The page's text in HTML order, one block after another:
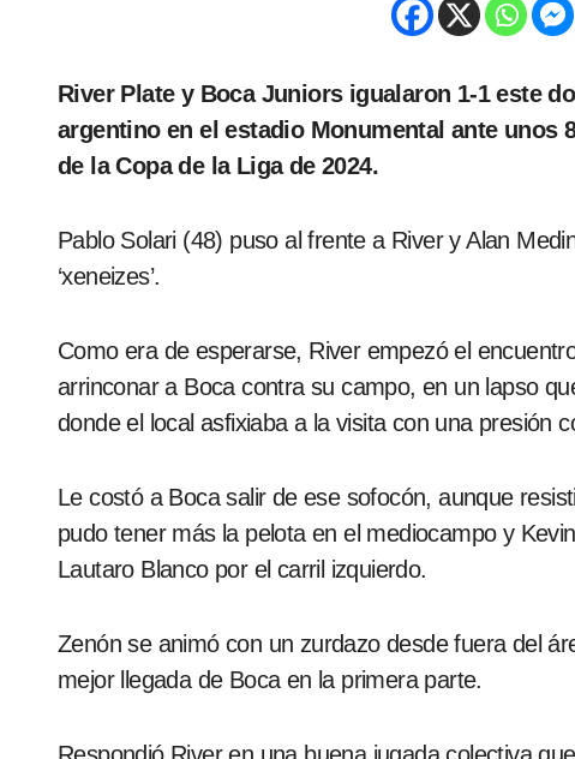
River Plate y Boca Juniors igualaron 1-1 este domingo en el superclásico del fútbol
argentino en el estadio Monumental ante unos
de la Copa de la Liga de 2024.
Pablo Solari (48) puso al frente a River y Alan
‘xeneizes’.
Como era de esperarse, River empezó el
arrinconar a Boca contra su campo, en un lapso
donde el local asfixiaba a la visita con una presión
Le costó a Boca salir de ese sofocón, aunque
pudo tener más la pelota en el mediocampo y
Lautaro Blanco por el carril izquierdo.
Zenón se animó con un zurdazo desde fuera del
mejor llegada de Boca en la primera parte.